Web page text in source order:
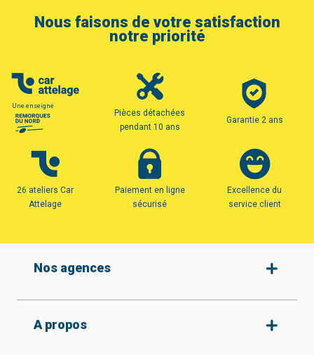
Nous faisons de votre satisfaction
notre priorité
Une enseigne
Pièces détachées
pendant 10 ans
Garantie 2 ans
26 ateliers Car
Attelage
Paiement en ligne
sécurisé
Excellence du
service client
Nos agences
Armentières
A propos